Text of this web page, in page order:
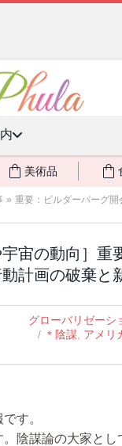
美術品
» 重要：ビルダーバーグ
宇宙の動向］
計画の破棄と
グローバリゼーシ
/ ＊陰謀, アメリ
す。
陰謀論の大家とし